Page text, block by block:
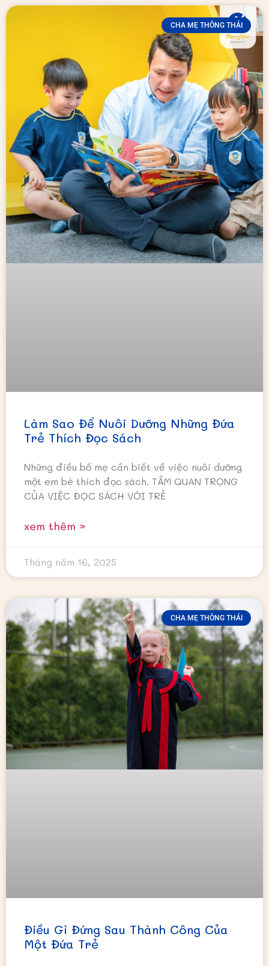
CHA MẸ THÔNG THÁI
Làm Sao Để Nuôi Dưỡng Những Đứa
Trẻ Thích Đọc Sách
Những điều bố mẹ cần biết về việc nuôi dưỡng
một em bé thích đọc sách. TẦM QUAN TRỌNG
CỦA VIỆC ĐỌC SÁCH VỚI TRẺ
xem thêm »
Tháng năm 16, 2025
CHA MẸ THÔNG THÁI
Điều Gì Đứng Sau Thành Công Của
Một Đứa Trẻ